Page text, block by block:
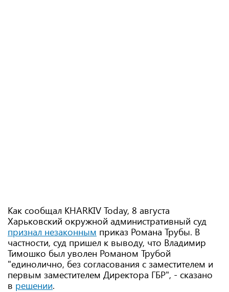
Как сообщал KHARKIV Today, 8 августа
Харьковский окружной административный суд
признал незаконным приказ Романа Трубы. В
частности, суд пришел к выводу, что Владимир
Тимошко был уволен Романом Трубой
"единолично, без согласования с заместителем и
первым заместителем Директора ГБР", - сказано
в решении.